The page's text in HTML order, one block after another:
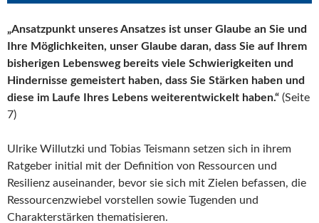
„Ansatzpunkt unseres Ansatzes ist unser Glaube an Sie und
Ihre Möglichkeiten, unser Glaube daran, dass Sie auf Ihrem
bisherigen Lebensweg bereits viele Schwierigkeiten und
Hindernisse gemeistert haben, dass Sie Stärken haben und
diese im Laufe Ihres Lebens weiterentwickelt haben.“ (Seite
7)
Ulrike Willutzki und Tobias Teismann setzen sich in ihrem
Ratgeber initial mit der Definition von Ressourcen und
Resilienz auseinander, bevor sie sich mit Zielen befassen, die
Ressourcenzwiebel vorstellen sowie Tugenden und
Charakterstärken thematisieren.